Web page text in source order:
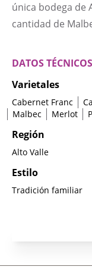
única bodega de
cantidad de
DATOS TÉCNICOS
Varietales
Cabernet Franc
Malbec
Merlot
Región
Alto Valle
Estilo
Tradición familiar